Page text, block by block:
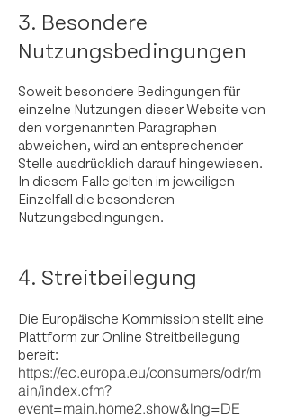
3. Besondere
Nutzungsbedingungen
Soweit besondere Bedingungen für
einzelne Nutzungen dieser Website von
den vorgenannten Paragraphen
abweichen, wird an entsprechender
Stelle ausdrücklich darauf hingewiesen.
In diesem Falle gelten im jeweiligen
Einzelfall die besonderen
Nutzungsbedingungen.
4. Streitbeilegung
Die Europäische Kommission stellt eine
Plattform zur Online Streitbeilegung
bereit:
https://ec.europa.eu/consumers/odr/m
ain/index.cfm?
event=main.home2.show&lng=DE